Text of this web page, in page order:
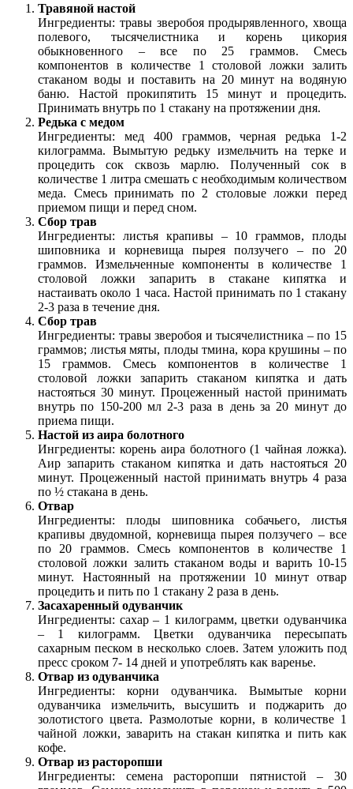
Травяной настой
Ингредиенты: травы зверобоя продырявленного, хвоща
полевого, тысячелистника и корень цикория
обыкновенного – все по 25 граммов. Смесь
компонентов в количестве 1 столовой ложки залить
стаканом воды и поставить на 20 минут на водяную
баню. Настой прокипятить 15 минут и процедить.
Принимать внутрь по 1 стакану на протяжении дня.
Редька с медом
Ингредиенты: мед 400 граммов, черная редька 1-2
килограмма. Вымытую редьку измельчить на терке и
процедить сок сквозь марлю. Полученный сок в
количестве 1 литра смешать с необходимым количеством
меда. Смесь принимать по 2 столовые ложки перед
приемом пищи и перед сном.
Сбор трав
Ингредиенты: листья крапивы – 10 граммов, плоды
шиповника и корневища пырея ползучего – по 20
граммов. Измельченные компоненты в количестве 1
столовой ложки запарить в стакане кипятка и
настаивать около 1 часа. Настой принимать по 1 стакану
2-3 раза в течение дня.
Сбор трав
Ингредиенты: травы зверобоя и тысячелистника – по 15
граммов; листья мяты, плоды тмина, кора крушины – по
15 граммов. Смесь компонентов в количестве 1
столовой ложки запарить стаканом кипятка и дать
настояться 30 минут. Процеженный настой принимать
внутрь по 150-200 мл 2-3 раза в день за 20 минут до
приема пищи.
Настой из аира болотного
Ингредиенты: корень аира болотного (1 чайная ложка).
Аир запарить стаканом кипятка и дать настояться 20
минут. Процеженный настой принимать внутрь 4 раза
по ½ стакана в день.
Отвар
Ингредиенты: плоды шиповника собачьего, листья
крапивы двудомной, корневища пырея ползучего – все
по 20 граммов. Смесь компонентов в количестве 1
столовой ложки залить стаканом воды и варить 10-15
минут. Настоянный на протяжении 10 минут отвар
процедить и пить по 1 стакану 2 раза в день.
Засахаренный одуванчик
Ингредиенты: сахар – 1 килограмм, цветки одуванчика
– 1 килограмм. Цветки одуванчика пересыпать
сахарным песком в несколько слоев. Затем уложить под
пресс сроком 7- 14 дней и употреблять как варенье.
Отвар из одуванчика
Ингредиенты: корни одуванчика. Вымытые корни
одуванчика измельчить, высушить и поджарить до
золотистого цвета. Размолотые корни, в количестве 1
чайной ложки, заварить на стакан кипятка и пить как
кофе.
Отвар из расторопши
Ингредиенты: семена расторопши пятнистой – 30